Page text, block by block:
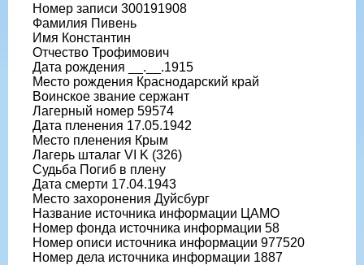
Номер записи 300191908
Фамилия Пивень
Имя Константин
Отчество Трофимович
Дата рождения __.__.1915
Место рождения Краснодарский край
Воинское звание сержант
Лагерный номер 59574
Дата пленения 17.05.1942
Место пленения Крым
Лагерь шталаг VI K (326)
Судьба Погиб в плену
Дата смерти 17.04.1943
Место захоронения Дуйсбург
Название источника информации ЦАМО
Номер фонда источника информации 58
Номер описи источника информации 977520
Номер дела источника информации 1887